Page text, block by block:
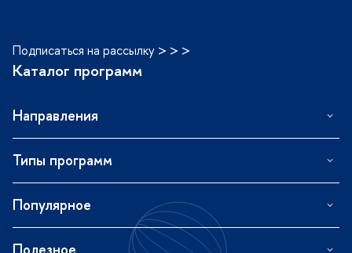
Подписаться на рассылку > > >
Каталог программ
Направления
Типы программ
Популярное